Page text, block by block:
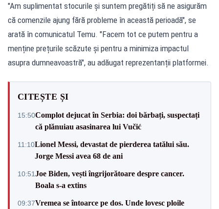
"Am suplimentat stocurile și suntem pregătiți să ne asigurăm
că comenzile ajung fără probleme în această perioadă", se
arată în comunicatul Temu. "Facem tot ce putem pentru a
menține prețurile scăzute și pentru a minimiza impactul
asupra dumneavoastră", au adăugat reprezentanții platformei.
CITEȘTE ȘI
15:50Complot dejucat în Serbia: doi bărbați, suspectați
că plănuiau asasinarea lui Vučić
11:10Lionel Messi, devastat de pierderea tatălui său.
Jorge Messi avea 68 de ani
10:51Joe Biden, vești îngrijorătoare despre cancer.
Boala s-a extins
09:37Vremea se întoarce pe dos. Unde lovesc ploile